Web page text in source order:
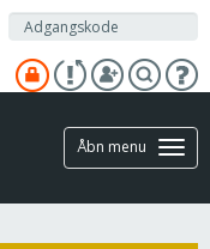
Åbn menu